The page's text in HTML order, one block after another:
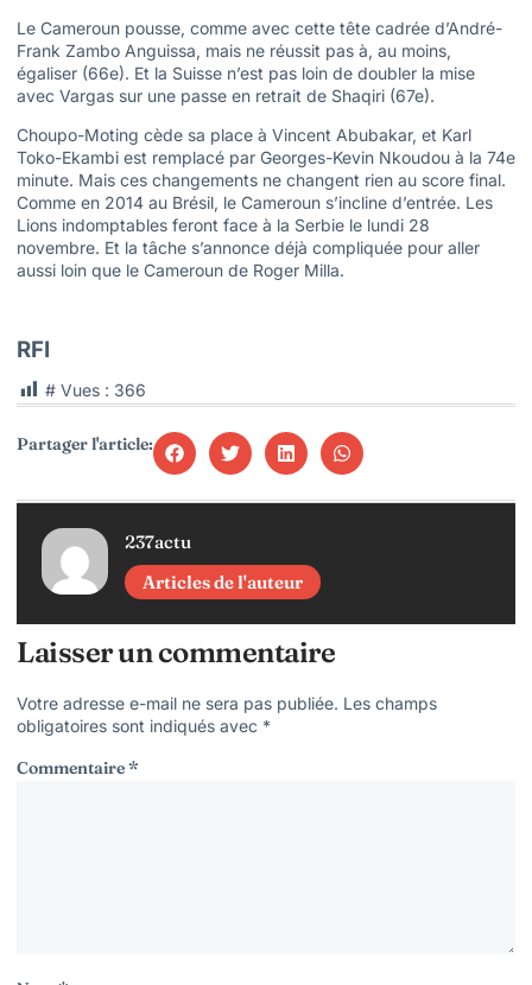
Le Cameroun pousse, comme avec cette tête cadrée d’André-
Frank Zambo Anguissa, mais ne réussit pas à, au moins,
égaliser (66e). Et la Suisse n’est pas loin de doubler la mise
avec Vargas sur une passe en retrait de Shaqiri (67e).
Choupo-Moting cède sa place à Vincent Abubakar, et Karl
Toko-Ekambi est remplacé par Georges-Kevin Nkoudou à la 74e
minute. Mais ces changements ne changent rien au score final.
Comme en 2014 au Brésil, le Cameroun s’incline d’entrée. Les
Lions indomptables feront face à la Serbie le lundi 28
novembre. Et la tâche s’annonce déjà compliquée pour aller
aussi loin que le Cameroun de Roger Milla.
RFI
# Vues : 366
Partager l'article:
237actu
Articles de l'auteur
Laisser un commentaire
Votre adresse e-mail ne sera pas publiée. Les champs
obligatoires sont indiqués avec *
Commentaire*